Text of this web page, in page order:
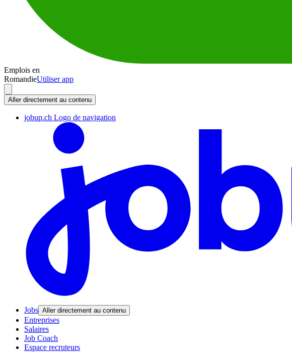
Emplois en
RomandieUtiliser app
Aller directement au contenu
jobup.ch Logo de navigation
Jobs Aller directement au contenu
Entreprises
Salaires
Job Coach
Espace recruteurs